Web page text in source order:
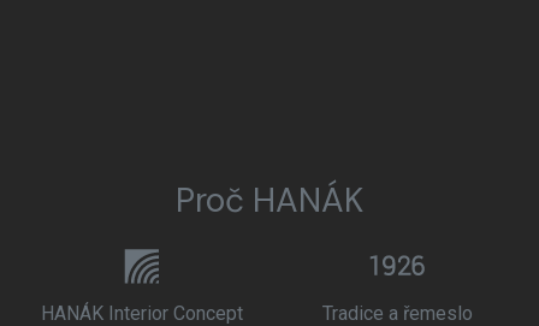
Proč HANÁK
HANÁK Interior Concept Tradice a řemeslo